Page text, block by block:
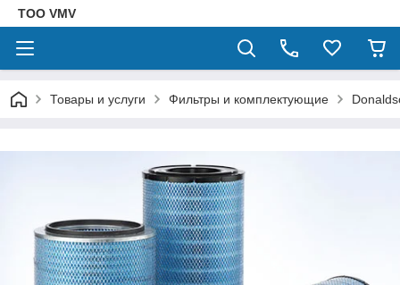
ТОО VMV
Товары и услуги Фильтры и комплектующие